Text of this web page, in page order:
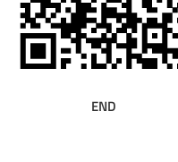
END